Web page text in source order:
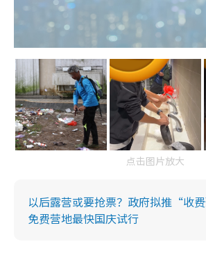
点击图片放大
以后露营或要抢票？政府拟推“收
免费营地最快国庆试行